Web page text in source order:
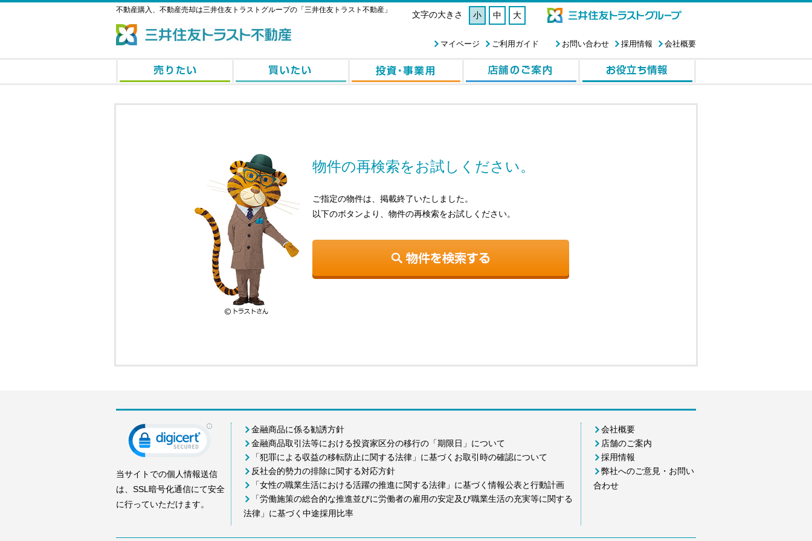
不動産購入、不動産売却は三井住友トラストグループの「三井住友トラスト不動産」 文字の大きさ 小 中 大
会社概要
採用情報
お問い合わせ
ご利用ガイド
マイページ
物件の再検索をお試しください。
ご指定の物件は、掲載終了いたしました。
以下のボタンより、物件の再検索をお試しください。
当サイトでの個人情報送信
は、SSL暗号化通信にて安全
に行っていただけます。
金融商品に係る勧誘方針
金融商品取引法等における投資家区分の移行の「期限日」について
「犯罪による収益の移転防止に関する法律」に基づくお取引時の確認について
反社会的勢力の排除に関する対応方針
「女性の職業生活における活躍の推進に関する法律」に基づく情報公表と行動計画
「労働施策の総合的な推進並びに労働者の雇用の安定及び職業生活の充実等に関する
法律」に基づく中途採用比率
会社概要
店舗のご案内
採用情報
弊社へのご意見・お問い
合わせ